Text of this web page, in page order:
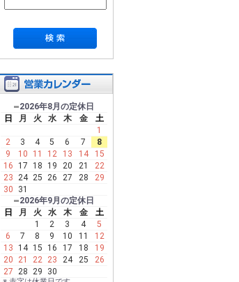
2026年8月の定休日
日
月 火 水 木 金
土
1
2
3 4 5 6 7
8
9
10 11 12 13 14
15
16
17 18 19 20 21
22
23 24 25 26 27 28
29
30
31
2026年9月の定休日
日
月 火 水 木 金
土
1
2 3 4
5
6
7 8 9 10 11
12
13
14 15 16 17 18
19
20
21 22 23 24 25
26
27 28 29 30